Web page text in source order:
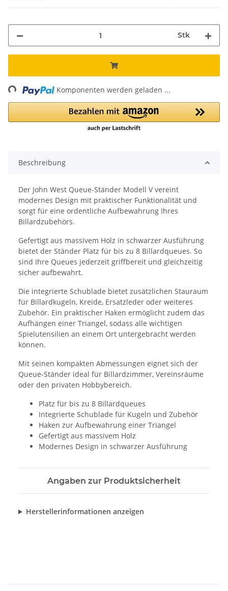
Stk
Komponenten werden geladen ...
Beschreibung
Der John West Queue-Ständer Modell V vereint
modernes Design mit praktischer Funktionalität und
sorgt für eine ordentliche Aufbewahrung Ihres
Billardzubehörs.
Gefertigt aus massivem Holz in schwarzer Ausführung
bietet der Ständer Platz für bis zu 8 Billardqueues. So
sind Ihre Queues jederzeit griffbereit und gleichzeitig
sicher aufbewahrt.
Die integrierte Schublade bietet zusätzlichen Stauraum
für Billardkugeln, Kreide, Ersatzleder oder weiteres
Zubehör. Ein praktischer Haken ermöglicht zudem das
Aufhängen einer Triangel, sodass alle wichtigen
Spielutensilien an einem Ort untergebracht werden
können.
Mit seinen kompakten Abmessungen eignet sich der
Queue-Ständer ideal für Billardzimmer, Vereinsräume
oder den privaten Hobbybereich.
Platz für bis zu 8 Billardqueues
Integrierte Schublade für Kugeln und Zubehör
Haken zur Aufbewahrung einer Triangel
Gefertigt aus massivem Holz
Modernes Design in schwarzer Ausführung
Angaben zur Produktsicherheit
Herstellerinformationen anzeigen